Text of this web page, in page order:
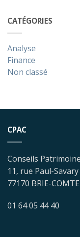
CATÉGORIES
Analyse
Finance
Non classé
CPAC
Conseils
11, rue Paul-Savary
77170 BRIE-
01 64 05 44 40